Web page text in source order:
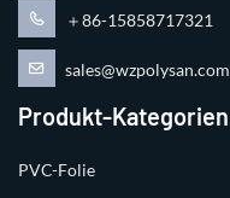
＋86-15858717321
sales@wzpolysan.com
Produkt-Kategorien
PVC-Folie